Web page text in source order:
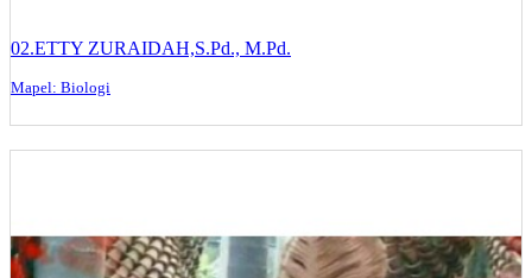
02.ETTY ZURAIDAH,S.Pd., M.Pd.
Mapel: Biologi